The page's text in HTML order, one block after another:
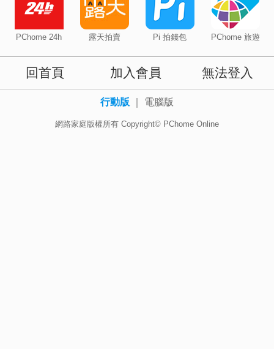
PChome 24h 露天拍賣 Pi 拍錢包 PChome 旅遊
回首頁 加入會員 無法登入
行動版 電腦版
網路家庭版權所有 Copyright© PChome Online